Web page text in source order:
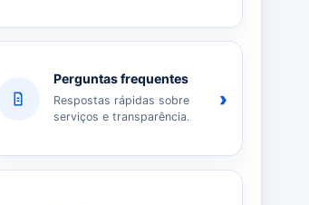
Perguntas frequentes
Respostas rápidas sobre
serviços e transparência.
›